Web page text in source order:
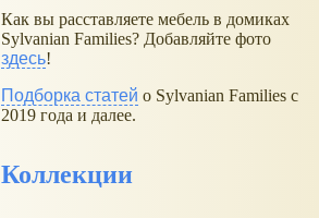
Как вы расставляете мебель в домиках
Sylvanian Families? Добавляйте фото
здесь!
Подборка статей о Sylvanian Families с
2019 года и далее.
Коллекции